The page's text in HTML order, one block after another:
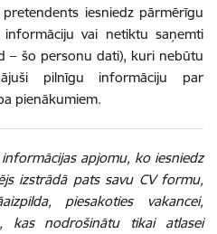
iesniedz pārmērīgu
vai netiktu saņemti
– šo personu dati), kuri nebūtu
pilnīgu informāciju par
pienākumiem.
apjomu, ko iesniedz
izstrādā pats savu CV formu,
piesakoties vakancei,
kas nodrošinātu tikai atlasei